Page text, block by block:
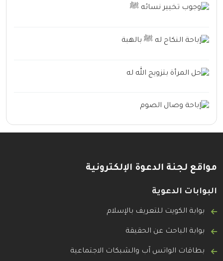
مواقع لجنة الدعوة الإلكترونية
البوابات الدعوية
بوابة الكويت للتعريف بالإسلام
بوابة الباحث عن الحقيقة
بطاقات الواتس آب والشبكات الاجتماعية